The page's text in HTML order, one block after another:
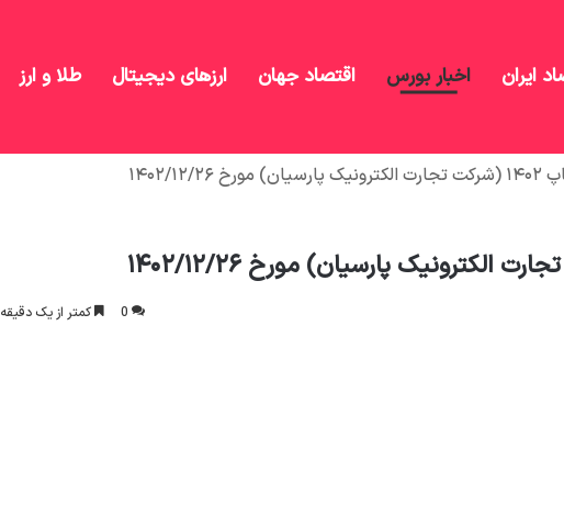
ایران اخبار بورس اقتصاد جهان ارزهای دیجیتال طلا و ارز
۱۲/۲۶
0 کمتر از یک دقیقه